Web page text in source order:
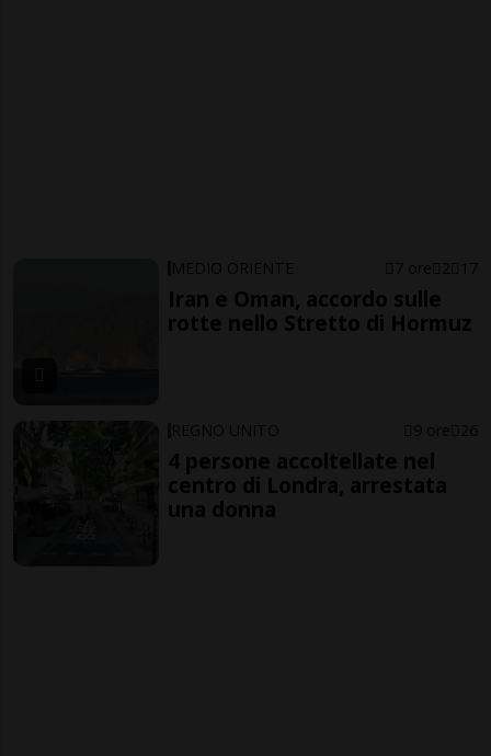
MEDIO ORIENTE 7 ore 2 17
Iran e Oman, accordo sulle
rotte nello Stretto di Hormuz
REGNO UNITO 9 ore 26
4 persone accoltellate nel
centro di Londra, arrestata
una donna